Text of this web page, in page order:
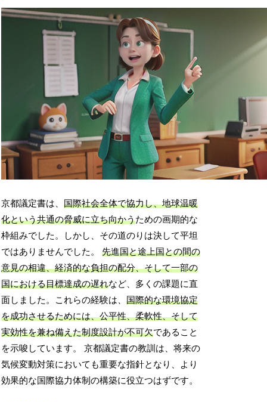
京都議定書は、国際社会全体で協力し、地球温暖
化という共通の脅威に立ち向かうための画期的な
枠組みでした。しかし、その道のりは決して平坦
ではありませんでした。先進国と途上国との間の
意見の相違、経済的な負担の配分、そして一部の
国における目標達成の遅れなど、多くの課題に直
面しました。これらの経験は、国際的な環境協定
を成功させるためには、公平性、柔軟性、そして
実効性を兼ね備えた制度設計が不可欠であること
を示唆しています。 京都議定書の教訓は、将来の
気候変動対策においても重要な指針となり、より
効果的な国際協力体制の構築に役立つはずです。